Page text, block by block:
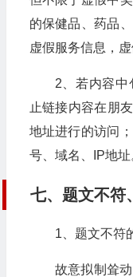
的保健品、药品
虚假服务信息，
2、若内容中
止链接内容在朋
地址进行的访问
号、域名、IP地址
七、题文不符
1、题文不符
故意拟制耸